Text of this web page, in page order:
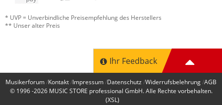
* UVP = Unverbindliche Preisempfehlung des Herstellers
** Unser alter Preis
Ihr Feedback
Musikerforum Kontakt Impressum Datenschutz Widerrufsbelehrung AGB
© 1996 -2026 MUSIC STORE professional GmbH. Alle Rechte vorbehalten.
(XSL)